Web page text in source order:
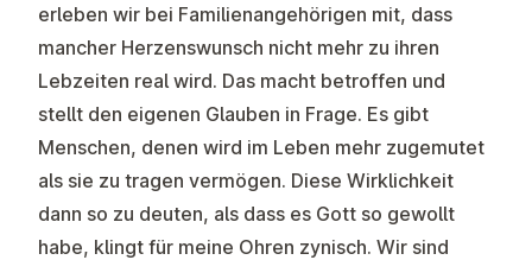
erleben wir bei Familienangehörigen mit, dass
mancher Herzenswunsch nicht mehr zu ihren
Lebzeiten real wird. Das macht betroffen und
stellt den eigenen Glauben in Frage. Es gibt
Menschen, denen wird im Leben mehr zugemutet
als sie zu tragen vermögen. Diese Wirklichkeit
dann so zu deuten, als dass es Gott so gewollt
habe, klingt für meine Ohren zynisch. Wir sind